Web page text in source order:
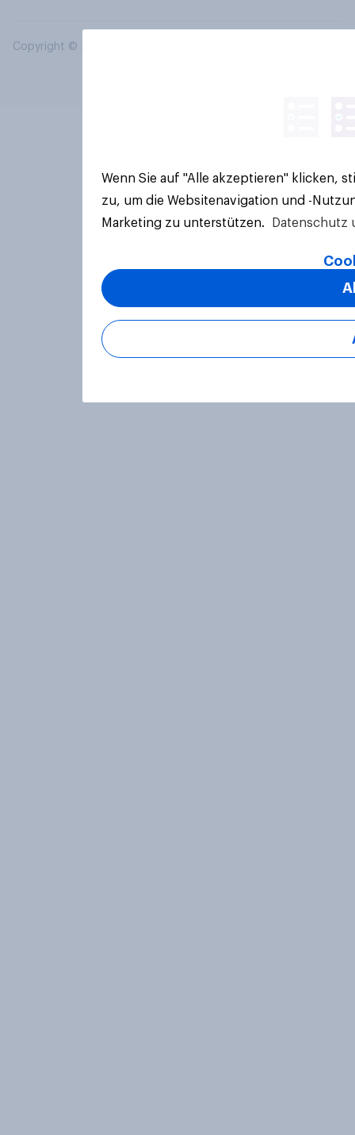
Copyright © 2026 YouGov PLC. Alle Rechte vorbehalten.
Wenn Sie auf "Alle akzeptieren" klicken,
zu, um die Websitenavigation und -
Marketing zu unterstützen.
Datenschutz